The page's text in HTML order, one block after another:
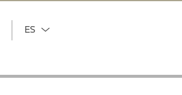
ES